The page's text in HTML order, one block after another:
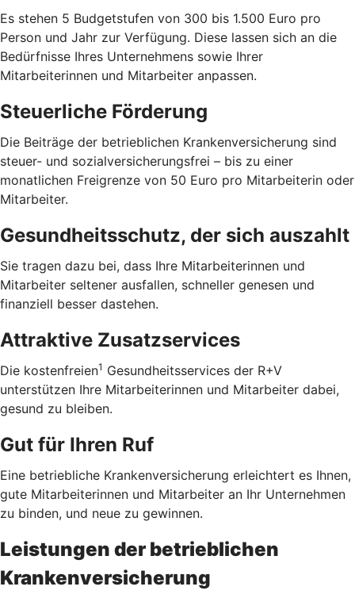
Es stehen 5 Budgetstufen von 300 bis 1.500 Euro pro
Person und Jahr zur Verfügung. Diese lassen sich an die
Bedürfnisse Ihres Unternehmens sowie Ihrer
Mitarbeiterinnen und Mitarbeiter anpassen.
Steuerliche Förderung
Die Beiträge der betrieblichen Krankenversicherung sind
steuer- und sozialversicherungsfrei – bis zu einer
monatlichen Freigrenze von 50 Euro pro Mitarbeiterin oder
Mitarbeiter.
Gesundheitsschutz, der sich auszahlt
Sie tragen dazu bei, dass Ihre Mitarbeiterinnen und
Mitarbeiter seltener ausfallen, schneller genesen und
finanziell besser dastehen.
Attraktive Zusatzservices
Die kostenfreien1 Gesundheitsservices der R+V
unterstützen Ihre Mitarbeiterinnen und Mitarbeiter dabei,
gesund zu bleiben.
Gut für Ihren Ruf
Eine betriebliche Krankenversicherung erleichtert es Ihnen,
gute Mitarbeiterinnen und Mitarbeiter an Ihr Unternehmen
zu binden, und neue zu gewinnen.
Leistungen der betrieblichen
Krankenversicherung